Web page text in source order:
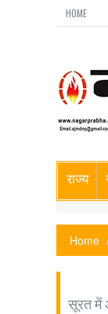
HOME
राज्य
Home
सूरत में